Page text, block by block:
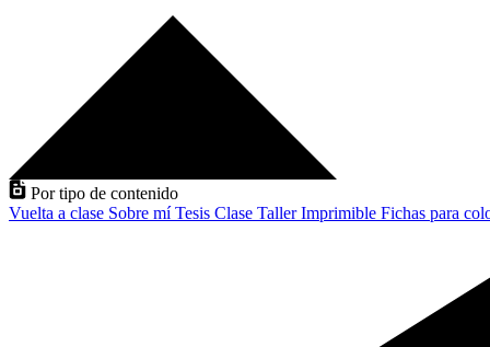
Por tipo de contenido
Vuelta a clase Sobre míTesis Clase TallerImprimible Fichas para